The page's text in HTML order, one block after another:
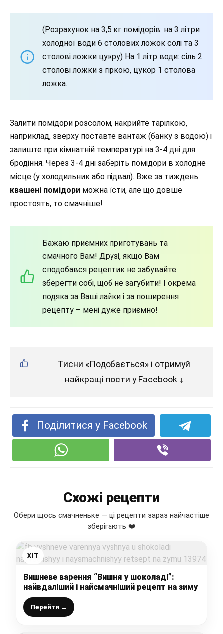
(Розрахунок на 3,5 кг помідорів: на 3 літри
холодної води 6 столових ложок солі та 3
столові ложки цукру) На 1 літр води: сіль 2
столові ложки з гіркою, цукор 1 столова
ложка.
Залити помідори розсолом, накрийте тарілкою,
наприклад, зверху поставте вантаж (банку з водою) і
залиште при кімнатній температурі на 3-4 дні для
бродіння. Через 3-4 дні заберіть помідори в холодне
місце (у холодильник або підвал). Вже за тиждень
квашені помідори можна їсти, але що довше
простоять, то смачніше!
Бажаю приємних приготувань та
смачного Вам! Друзі, якщо Вам
сподобався рецептик не забувайте
зберегти собі, щоб не загубити! І окрема
подяка за Ваші лайки і за поширення
рецепту – мені дуже приємно!
Тисни «Подобається» і отримуй
найкращі пости у Facebook ↓
Поділитися у Facebook
Схожі рецепти
Обери щось смачненьке — ці рецепти зараз найчастіше
зберігають ❤️
ХІТ
Вишневе варення “Вишня у шоколаді”:
найвдаліший і найсмачніший рецепт на зиму
Перейти →